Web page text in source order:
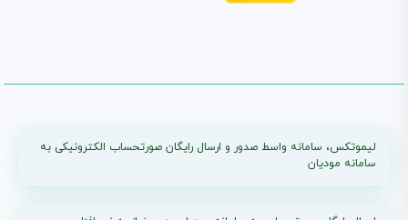
لیموتکس، سامانه واسط صدور و ارسال رایگان صورتحساب الکترونیکی به
سامانه مودیان